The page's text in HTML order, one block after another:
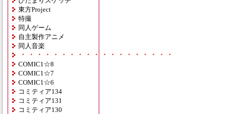
東方Project
特撮
同人ゲーム
自主製作アニメ
同人音楽
・・・・・・・・・・・・・・・・・・・
COMIC1☆8
COMIC1☆7
COMIC1☆6
コミティア134
コミティア131
コミティア130